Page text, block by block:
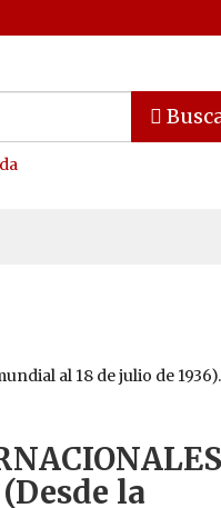
al 18 de julio de
la